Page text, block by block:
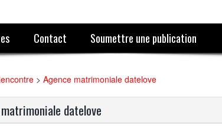
Contact Soumettre une publication
> Agence matrimoniale datelove
datelove